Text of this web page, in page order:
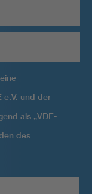
e.V. und der
als „VDE-
des